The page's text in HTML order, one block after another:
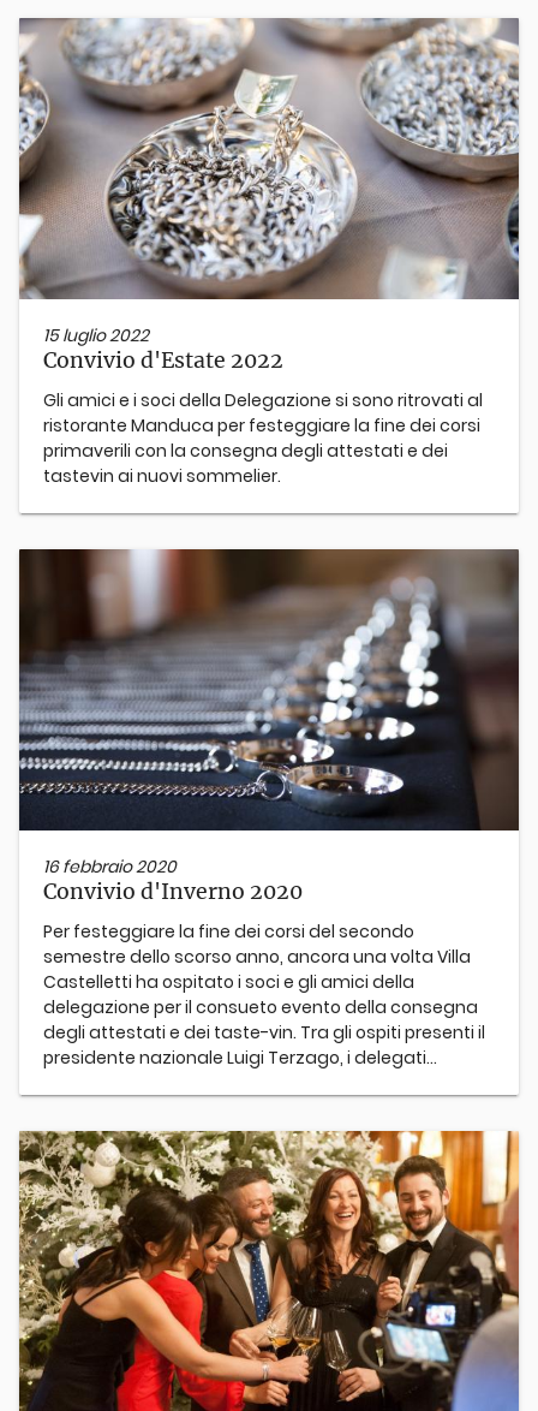
15 luglio 2022
Convivio d'Estate 2022
Gli amici e i soci della Delegazione si sono ritrovati al
ristorante Manduca per festeggiare la fine dei corsi
primaverili con la consegna degli attestati e dei
tastevin ai nuovi sommelier.
16 febbraio 2020
Convivio d'Inverno 2020
Per festeggiare la fine dei corsi del secondo
semestre dello scorso anno, ancora una volta Villa
Castelletti ha ospitato i soci e gli amici della
delegazione per il consueto evento della consegna
degli attestati e dei taste-vin. Tra gli ospiti presenti il
presidente nazionale Luigi Terzago, i delegati...